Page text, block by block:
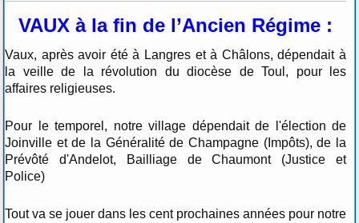
VAUX à la fin de l’Ancien Régime :
Vaux, après avoir été à Langres et à Châlons, dépendait à
la veille de la révolution du diocèse de Toul, pour les
affaires religieuses.
Pour le temporel, notre village dépendait de l'élection de
Joinville et de la Généralité de Champagne (Impôts), de la
Prévôté d'Andelot, Bailliage de Chaumont (Justice et
Police)
Tout va se jouer dans les cent prochaines années pour notre